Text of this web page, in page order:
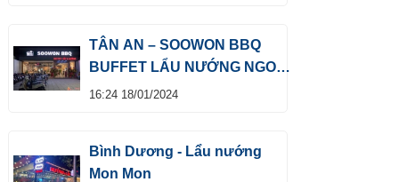
TÂN AN – SOOWON BBQ
BUFFET LẨU NƯỚNG NGON
SỐ 1
16:24 18/01/2024
Bình Dương - Lẩu nướng
Mon Mon